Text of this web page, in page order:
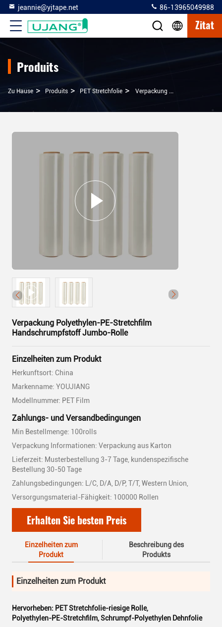
jeannie@yjtape.net 86-13965049988
Zitat
Produits
Zu Hause > Produits > PET Stretchfolie > Verpackung Polyethylen-PE-Stretchfilm Handschrumpfstoff Jumbo-Rolle
Verpackung Polyethylen-PE-Stretchfilm
Handschrumpfstoff Jumbo-Rolle
Einzelheiten zum Produkt
Herkunftsort: China
Markenname: YOUJIANG
Modellnummer: PET Film
Zahlungs- und Versandbedingungen
Min Bestellmenge: 100rolls
Verpackung Informationen: Verpackung aus Karton
Lieferzeit: Musterbestellung 3-7 Tage, kundenspezifische
Bestellung 30-50 Tage
Zahlungsbedingungen: L/C, D/A, D/P, T/T, Western Union,
Versorgungsmaterial-Fähigkeit: 100000 Rollen
Erhalten Sie besten Preis
Einzelheiten zum
Produkt
Beschreibung des
Produkts
Einzelheiten zum Produkt
Hervorheben: PET Stretchfolie-riesige Rolle,
Polyethylen-PE-Stretchfilm,Schrumpf-Polyethylen Dehnfolie